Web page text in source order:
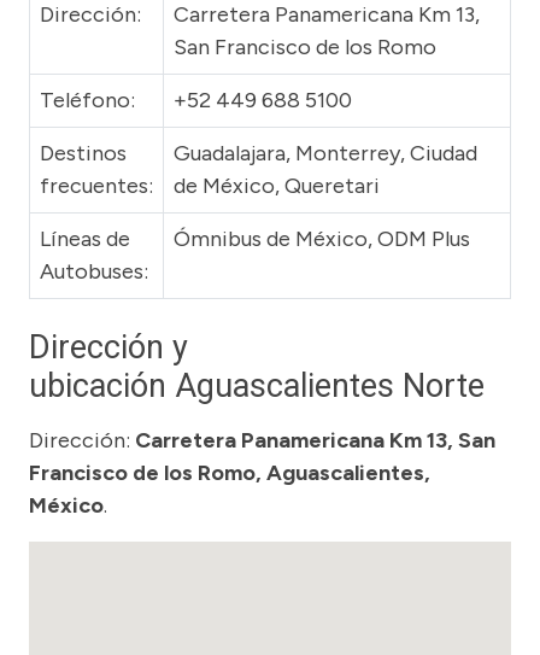
Dirección:
Carretera Panamericana Km 13,
San Francisco de los Romo
Teléfono:
+52 449 688 5100
Destinos
frecuentes:
Guadalajara, Monterrey, Ciudad
de México, Queretari
Líneas de
Autobuses:
Ómnibus de México, ODM Plus
Dirección y
ubicación Aguascalientes Norte
Dirección: Carretera Panamericana Km 13, San
Francisco de los Romo, Aguascalientes,
México.